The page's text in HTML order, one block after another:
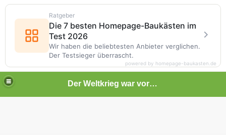
Der Weltkrieg war vor deiner Tür
Ratgeber
Die 7 besten Homepage-Baukästen im
Test 2026
Wir haben die beliebtesten Anbieter verglichen.
Der Testsieger überrascht.
powered by homepage-baukasten.de